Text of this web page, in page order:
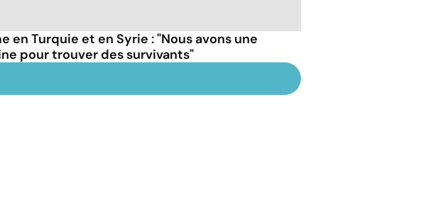
en Turquie et en Syrie : "Nous avons une
pour trouver des survivants"